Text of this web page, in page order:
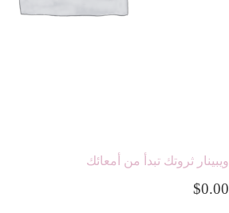
ويبينار ثروتك تبدأ من أمعائك
$0.00